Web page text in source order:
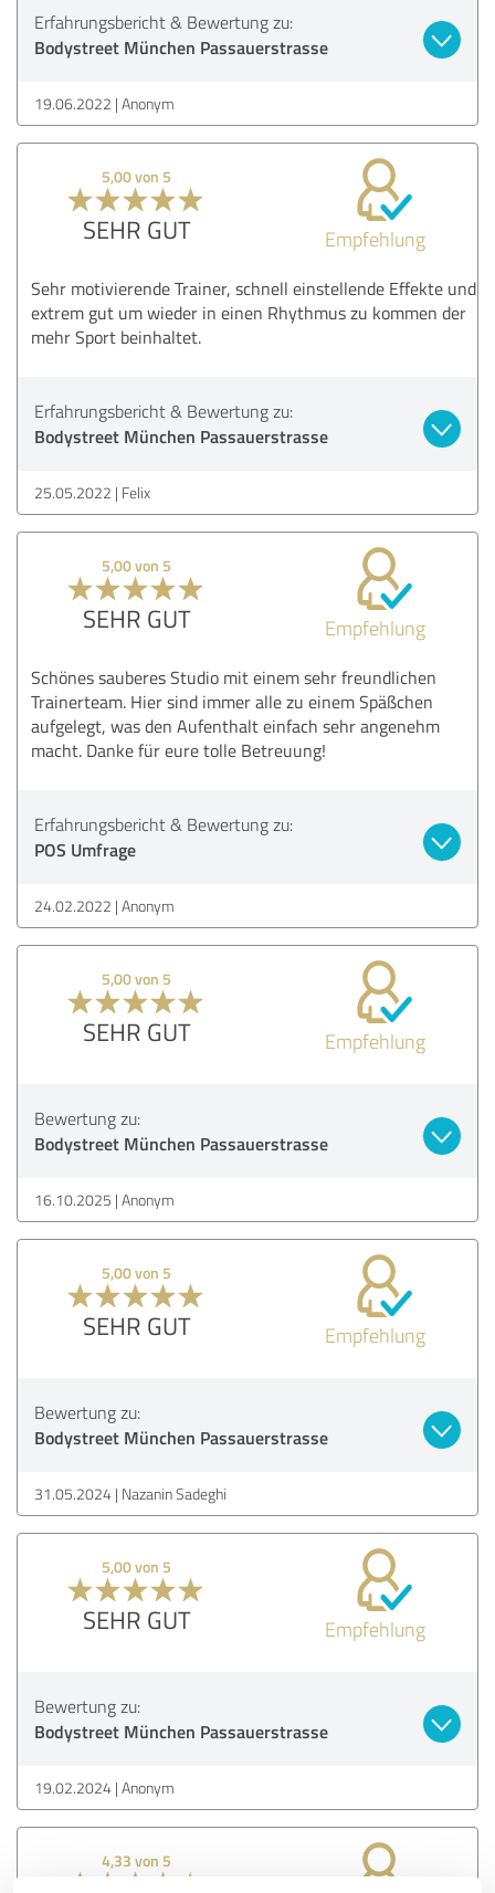
Erfahrungsbericht & Bewertung zu:
Bodystreet München Passauerstrasse
19.06.2022 Anonym
5,00 von 5
SEHR GUT Empfehlung
Sehr motivierende Trainer, schnell einstellende Effekte und
extrem gut um wieder in einen Rhythmus zu kommen der
mehr Sport beinhaltet.
Erfahrungsbericht & Bewertung zu:
Bodystreet München Passauerstrasse
25.05.2022 Felix
5,00 von 5
SEHR GUT Empfehlung
Schönes sauberes Studio mit einem sehr freundlichen
Trainerteam. Hier sind immer alle zu einem Späßchen
aufgelegt, was den Aufenthalt einfach sehr angenehm
macht. Danke für eure tolle Betreuung!
Erfahrungsbericht & Bewertung zu:
POS Umfrage
24.02.2022 Anonym
5,00 von 5
SEHR GUT Empfehlung
Bewertung zu:
Bodystreet München Passauerstrasse
16.10.2025 Anonym
5,00 von 5
SEHR GUT Empfehlung
Bewertung zu:
Bodystreet München Passauerstrasse
31.05.2024 Nazanin Sadeghi
5,00 von 5
SEHR GUT Empfehlung
Bewertung zu:
Bodystreet München Passauerstrasse
19.02.2024 Anonym
4,33 von 5